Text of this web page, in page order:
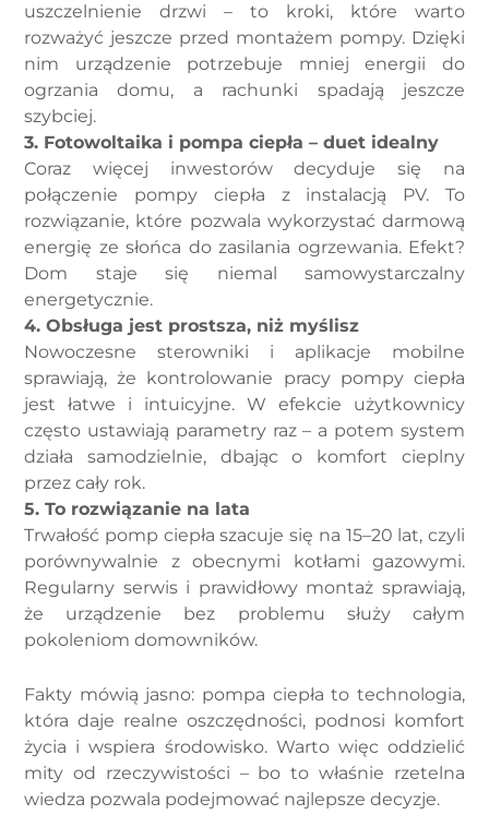
uszczelnienie drzwi – to kroki, które warto
rozważyć jeszcze przed montażem pompy. Dzięki
nim urządzenie potrzebuje mniej energii do
ogrzania domu, a rachunki spadają jeszcze
szybciej.
3. Fotowoltaika i pompa ciepła – duet idealny
Coraz więcej inwestorów decyduje się na
połączenie pompy ciepła z instalacją PV. To
rozwiązanie, które pozwala wykorzystać darmową
energię ze słońca do zasilania ogrzewania. Efekt?
Dom staje się niemal samowystarczalny
energetycznie.
4. Obsługa jest prostsza, niż myślisz
Nowoczesne sterowniki i aplikacje mobilne
sprawiają, że kontrolowanie pracy pompy ciepła
jest łatwe i intuicyjne. W efekcie użytkownicy
często ustawiają parametry raz – a potem system
działa samodzielnie, dbając o komfort cieplny
przez cały rok.
5. To rozwiązanie na lata
Trwałość pomp ciepła szacuje się na 15–20 lat, czyli
porównywalnie z obecnymi kotłami gazowymi.
Regularny serwis i prawidłowy montaż sprawiają,
że urządzenie bez problemu służy całym
pokoleniom domowników.
Fakty mówią jasno: pompa ciepła to technologia,
która daje realne oszczędności, podnosi komfort
życia i wspiera środowisko. Warto więc oddzielić
mity od rzeczywistości – bo to właśnie rzetelna
wiedza pozwala podejmować najlepsze decyzje.